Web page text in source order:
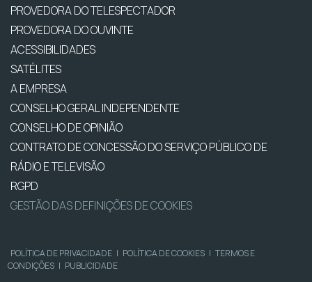
PROVEDORA DO TELESPECTADOR
PROVEDORA DO OUVINTE
ACESSIBILIDADES
SATÉLITES
A EMPRESA
CONSELHO GERAL INDEPENDENTE
CONSELHO DE OPINIÃO
CONTRATO DE CONCESSÃO DO SERVIÇO PÚBLICO DE
RÁDIO E TELEVISÃO
RGPD
GESTÃO DAS DEFINIÇÕES DE COOKIES
POLÍTICA DE PRIVACIDADE | POLÍTICA DE COOKIES | TERMOS E
CONDIÇÕES | PUBLICIDADE